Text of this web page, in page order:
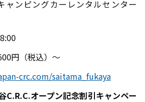
ャンピングカーレンタルセンター
円（税込）〜
crc.com/saitama_fukaya
C.R.C.オープン記念割引キャンペー